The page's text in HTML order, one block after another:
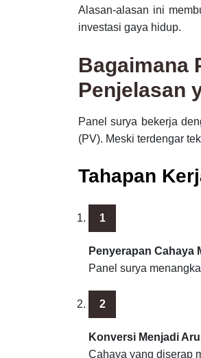
Alasan-alasan ini
investasi gaya hidup.
Bagaimana
Penjelasan
Panel surya bekerja
(PV). Meski terdengar
Tahapan
Penyerapan Cahaya
Panel surya
Konversi Menjadi
Cahaya yang diserap